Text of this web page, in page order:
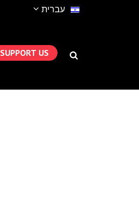
עברית
SUPPORT US